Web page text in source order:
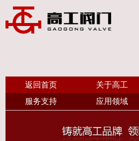
返回首页 关于高工
服务支持
应用领域